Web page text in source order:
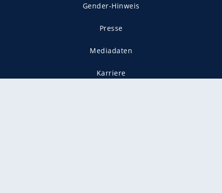
Gender-Hinweis
Presse
Mediadaten
Karriere